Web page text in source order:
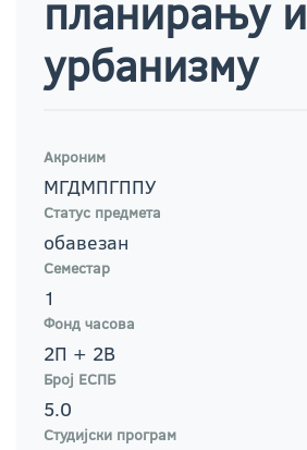
планирању и
урбанизму
Акроним
МГДМПГППУ
Статус предмета
обавезан
Семестар
1
Фонд часова
2П + 2В
Број ЕСПБ
5.0
Студијски програм